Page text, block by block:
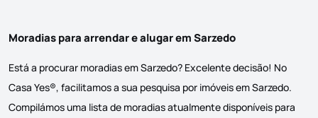
Moradias para arrendar e alugar em Sarzedo
Está a procurar moradias em Sarzedo? Excelente decisão! No
Casa Yes®, facilitamos a sua pesquisa por imóveis em Sarzedo.
Compilámos uma lista de moradias atualmente disponíveis para